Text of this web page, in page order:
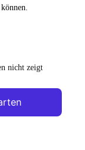
nicht zeigt